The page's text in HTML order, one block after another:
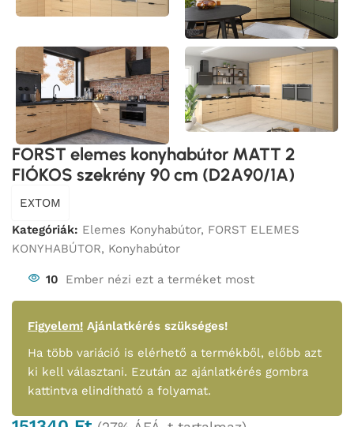
FORST elemes konyhabútor MATT 2
FIÓKOS szekrény 90 cm (D2A90/1A)
EXTOM
Kategóriák: Elemes Konyhabútor, FORST ELEMES
KONYHABÚTOR, Konyhabútor
10 Ember nézi ezt a terméket most
Figyelem! Ajánlatkérés szükséges!
Ha több variáció is elérhető a termékből, előbb azt
ki kell választani. Ezután az ajánlatkérés gombra
kattintva elindítható a folyamat.